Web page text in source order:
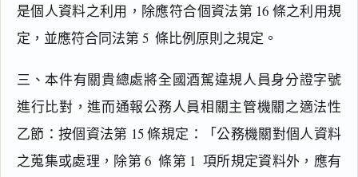
是個人資料之利用，除應符合個資法第 16 條之利用規
定，並應符合同法第 5  條比例原則之規定。
三、本件有關貴總處將全國酒駕違規人員身分證字號
進行比對，進而通報公務人員相關主管機關之適法性
乙節：按個資法第 15 條規定：「公務機關對個人資料
之蒐集或處理，除第 6  條第 1  項所規定資料外，應有